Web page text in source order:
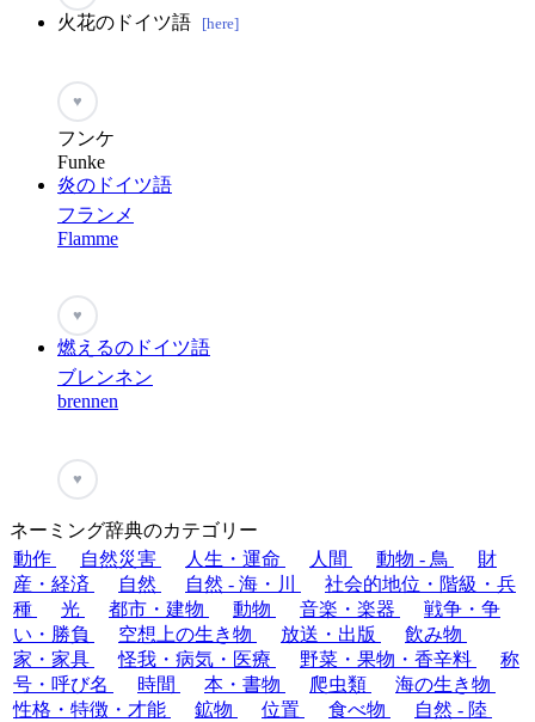
火花のドイツ語 [here]
♥
フンケ
Funke
炎のドイツ語
フランメ
Flamme
♥
燃えるのドイツ語
ブレンネン
brennen
♥
ネーミング辞典のカテゴリー
動作
自然災害 人生・運命 人間 動物 - 鳥
財
産・経済
自然 自然 - 海・川
社会的地位・階級・兵
種
光 都市・建物 動物 音楽・楽器
戦争・争
い・勝負
空想上の生き物 放送・出版
飲み物
家・家具
怪我・病気・医療 野菜・果物・香辛料
称
号・呼び名
時間 本・書物 爬虫類
海の生き物
性格・特徴・才能
鉱物 位置 食べ物
自然 - 陸